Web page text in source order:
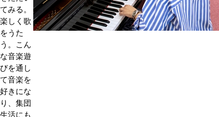
てみる。
楽しく歌
をうた
う。こん
な音楽遊
びを通し
て音楽を
好きにな
り、集団
生活にも